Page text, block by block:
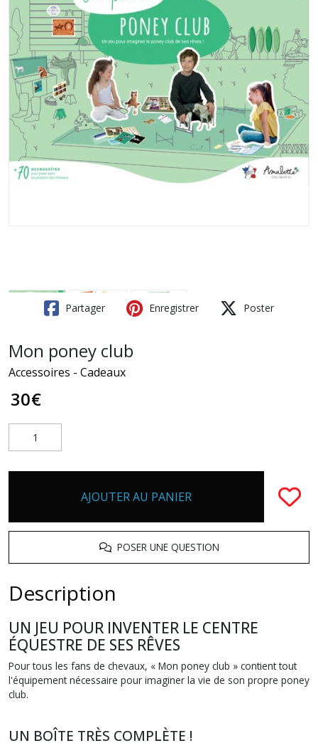
Partager Enregistrer Poster
Mon poney club
Accessoires - Cadeaux
30€
AJOUTER AU PANIER
POSER UNE QUESTION
Description
UN JEU POUR INVENTER LE CENTRE
ÉQUESTRE DE SES RÊVES
Pour tous les fans de chevaux, « Mon poney club » contient tout
l'équipement nécessaire pour imaginer la vie de son propre poney
club.
UN BOÎTE TRÈS COMPLÈTE !